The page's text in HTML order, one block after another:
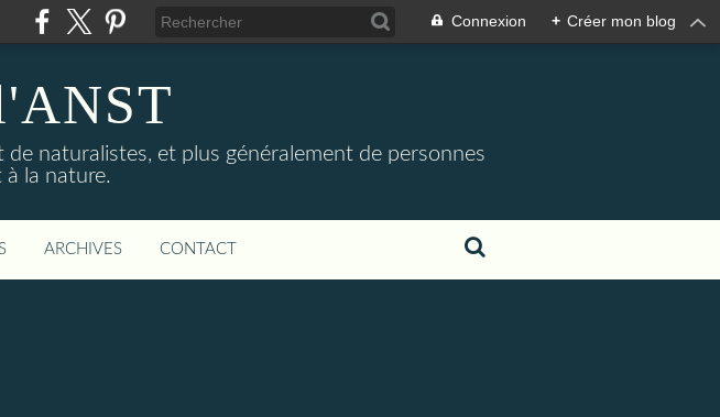
Connexion + Créer mon blog
naturalistes, et plus généralement de personnes
à la nature.
ARCHIVES CONTACT